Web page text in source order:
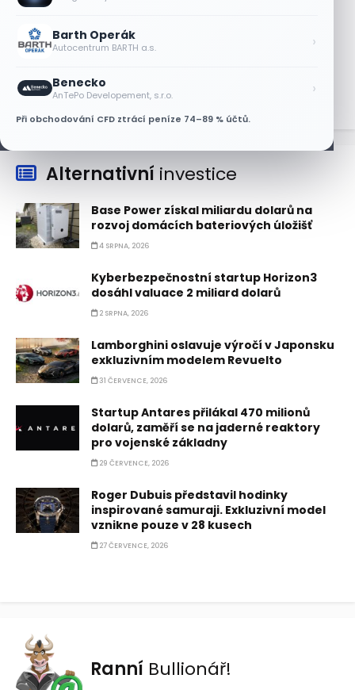
Barth Operák
Autocentrum BARTH a.s. ›
Benecko
AnTePo Developement, s.r.o. ›
Při obchodování CFD ztrácí peníze 74–89 % účtů.
Objednávky DoorDash vzrostly téměř o
28 %, akcie rostou
Alternativní investice
Base Power získal miliardu dolarů na
rozvoj domácích bateriových úložišť
4 SRPNA, 2026
Kyberbezpečnostní startup Horizon3
dosáhl valuace 2 miliard dolarů
2 SRPNA, 2026
Lamborghini oslavuje výročí v Japonsku
exkluzivním modelem Revuelto
31 ČERVENCE, 2026
Startup Antares přilákal 470 milionů
dolarů, zaměří se na jaderné reaktory
pro vojenské základny
29 ČERVENCE, 2026
Roger Dubuis představil hodinky
inspirované samuraji. Exkluzivní model
vznikne pouze v 28 kusech
27 ČERVENCE, 2026
Ranní Bullionář!